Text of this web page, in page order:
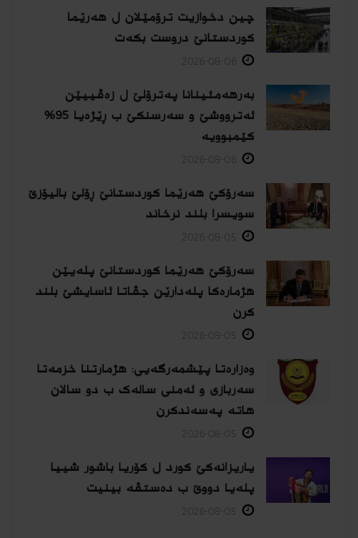
چین دخوازیت ترۆمێلان ل هەرێما
كوردستانێ دروست بكەت
بەرهەمئینانا په‌ترۆلێ ل زه‌ڤییێن
ئەترووشێ و سەرسنكێ ب ڕێژەیا 95%
كێمبوویە
سەرۆکێ هەرێما کوردستانێ ڕۆلێ بالیۆزێ
سویسرا بلند نرخاند
سەرۆکێ هەرێما کوردستانێ پلەیێن
هژمارەكا پلەدارێن جڤاتا ئاسایشێ بلند
كرن
وەزارەتا پێشمەرگەیی: هژمارتنا خزمەتا
سەربازی و ئەمنی سالەک ب دو سالان
هاتە پەسەندكرن
یاریزانەكێ کورد ل کۆریا باشور شییا
پلەیا دووێ ب دەستڤە بینیت